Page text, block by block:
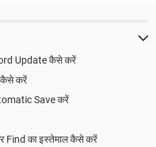
Update कैसे करें
कैसे करें
Save करें
Find का इस्तेमाल कैसे करें